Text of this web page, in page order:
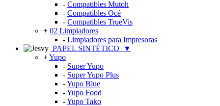
- Compatibles Mutoh
- Compatibles Océ
- Compatibles TrueVis
+ 02 Limpiadores
- Limpiadores para Impresoras
PAPEL SINTÉTICO
▼
+Yupo
- Super Yupo
- Super Yupo Plus
-Yupo Blue
-Yupo Food
-Yupo Tako